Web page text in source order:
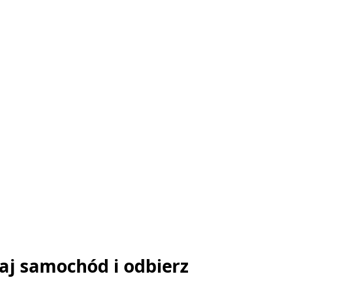
samochód i odbierz